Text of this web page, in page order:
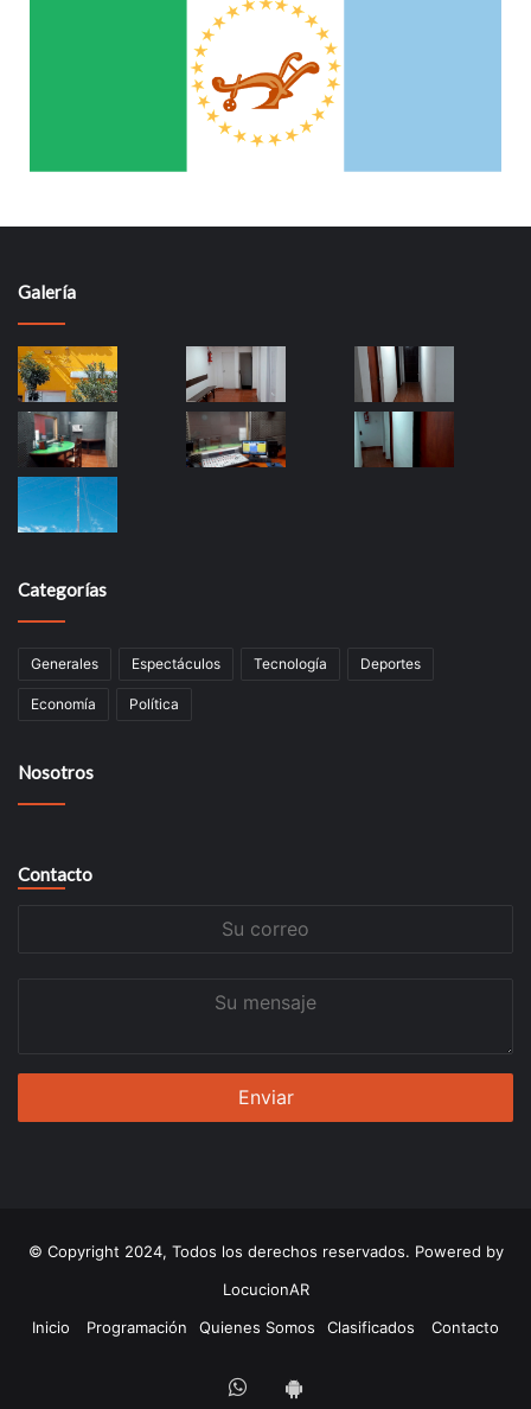
Galería
Categorías
Generales Espectáculos Tecnología Deportes
Economía Política
Nosotros
Contacto
© Copyright 2024, Todos los derechos reservados. Powered by
LocucionAR
Inicio
Programación Quienes Somos Clasificados Contacto
Whatsapp